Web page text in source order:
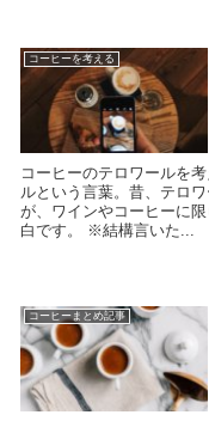
コーヒーを考える
コーヒーのテロワールを
ルという言葉。昔、テロ
が、ワインやコーヒーに
白です。 ※結構言いた...
コーヒーまとめ記事